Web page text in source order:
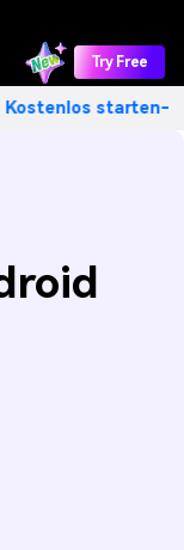
Try Free
starten→